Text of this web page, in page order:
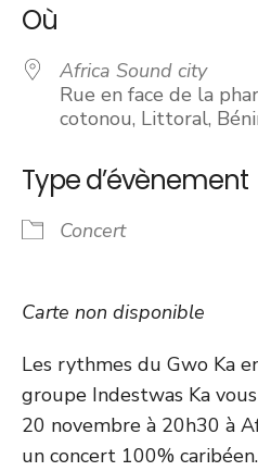
Où
Africa Sound city
Rue en face de la
cotonou, Littoral,
Type d’évènement
Concert
Carte non disponible
Les rythmes du Gwo Ka
groupe Indestwas Ka
20 novembre à 20h30 à
un concert 100% caribéen.